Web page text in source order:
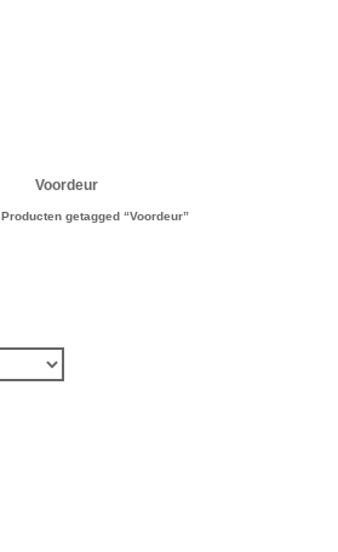
Voordeur
Producten getagged “Voordeur”